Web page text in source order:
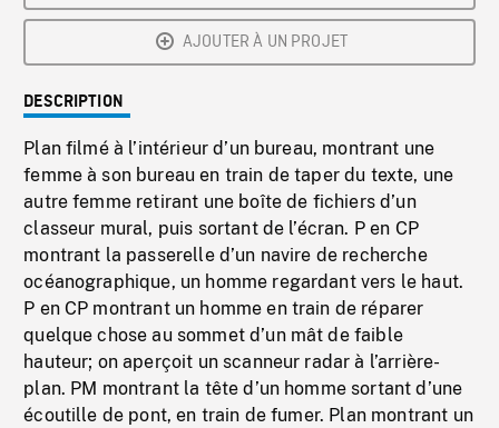
AJOUTER À UN PROJET
DESCRIPTION
Plan filmé à l’intérieur d’un bureau, montrant une
femme à son bureau en train de taper du texte, une
autre femme retirant une boîte de fichiers d’un
classeur mural, puis sortant de l’écran. P en CP
montrant la passerelle d’un navire de recherche
océanographique, un homme regardant vers le haut.
P en CP montrant un homme en train de réparer
quelque chose au sommet d’un mât de faible
hauteur; on aperçoit un scanneur radar à l’arrière-
plan. PM montrant la tête d’un homme sortant d’une
écoutille de pont, en train de fumer. Plan montrant un